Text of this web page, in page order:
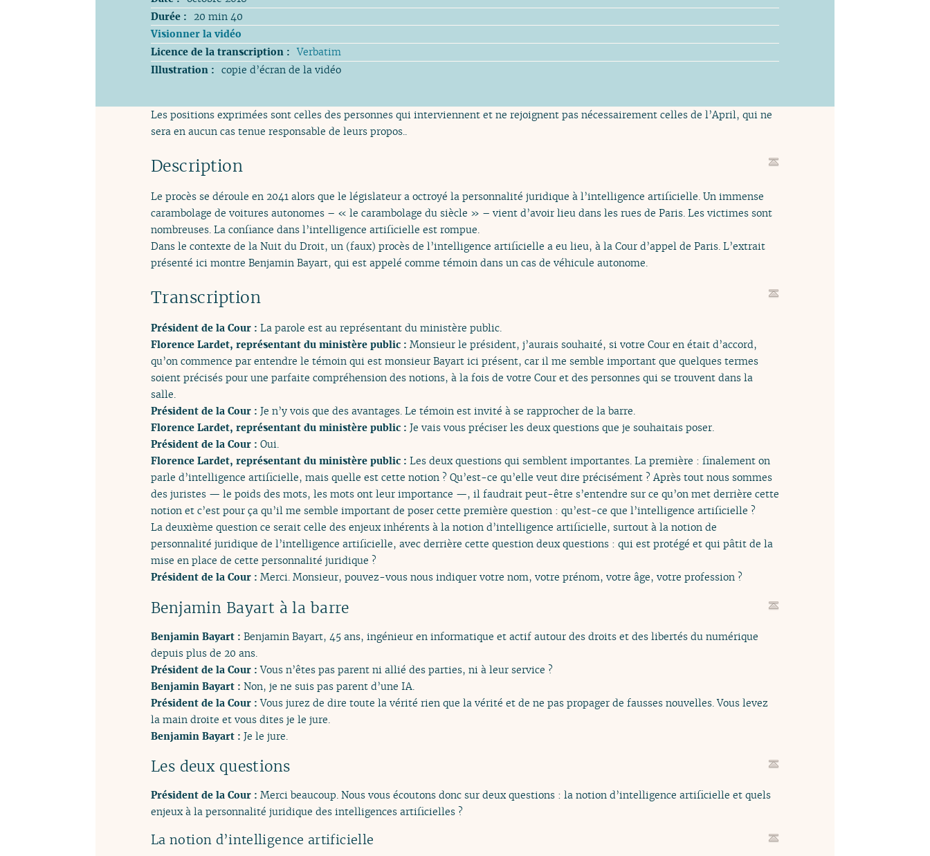
Durée :
20 min 40
Visionner la vidéo
Licence de la transcription : Verbatim
Illustration : copie d’écran de la vidéo
Les positions exprimées sont celles des personnes qui interviennent et ne rejoignent pas nécessairement celles de l’April, qui ne
sera en aucun cas tenue responsable de leurs propos..
Description
Le procès se déroule en 2041 alors que le législateur a octroyé la personnalité juridique à l’intelligence artificielle. Un immense
carambolage de voitures autonomes – « le carambolage du siècle » – vient d’avoir lieu dans les rues de Paris. Les victimes sont
nombreuses. La confiance dans l’intelligence artificielle est rompue.
Dans le contexte de la Nuit du Droit, un (faux) procès de l’intelligence artificielle a eu lieu, à la Cour d’appel de Paris. L’extrait
présenté ici montre Benjamin Bayart, qui est appelé comme témoin dans un cas de véhicule autonome.
Transcription
Président de la Cour : La parole est au représentant du ministère public.
Florence Lardet, représentant du ministère public : Monsieur le président, j’aurais souhaité, si votre Cour en était d’accord,
qu’on commence par entendre le témoin qui est monsieur Bayart ici présent, car il me semble important que quelques termes
soient précisés pour une parfaite compréhension des notions, à la fois de votre Cour et des personnes qui se trouvent dans la
salle.
Président de la Cour : Je n’y vois que des avantages. Le témoin est invité à se rapprocher de la barre.
Florence Lardet, représentant du ministère public : Je vais vous préciser les deux questions que je souhaitais poser.
Président de la Cour : Oui.
Florence Lardet, représentant du ministère public : Les deux questions qui semblent importantes. La première : finalement on
parle d’intelligence artificielle, mais quelle est cette notion ? Qu’est-ce qu’elle veut dire précisément ? Après tout nous sommes
des juristes — le poids des mots, les mots ont leur importance —, il faudrait peut-être s’entendre sur ce qu’on met derrière cette
notion et c’est pour ça qu’il me semble important de poser cette première question : qu’est-ce que l’intelligence artificielle ?
La deuxième question ce serait celle des enjeux inhérents à la notion d’intelligence artificielle, surtout à la notion de
personnalité juridique de l’intelligence artificielle, avec derrière cette question deux questions : qui est protégé et qui pâtit de la
mise en place de cette personnalité juridique ?
Président de la Cour : Merci. Monsieur, pouvez-vous nous indiquer votre nom, votre prénom, votre âge, votre profession ?
Benjamin Bayart à la barre
Benjamin Bayart : Benjamin Bayart, 45 ans, ingénieur en informatique et actif autour des droits et des libertés du numérique
depuis plus de 20 ans.
Président de la Cour :Vous n’êtes pas parent ni allié des parties, ni à leur service ?
Benjamin Bayart : Non, je ne suis pas parent d’une IA.
Président de la Cour :Vous jurez de dire toute la vérité rien que la vérité et de ne pas propager de fausses nouvelles. Vous levez
la main droite et vous dites je le jure.
Benjamin Bayart : Je le jure.
Les deux questions
Président de la Cour : Merci beaucoup. Nous vous écoutons donc sur deux questions : la notion d’intelligence artificielle et quels
enjeux à la personnalité juridique des intelligences artificielles ?
La notion d’intelligence artificielle